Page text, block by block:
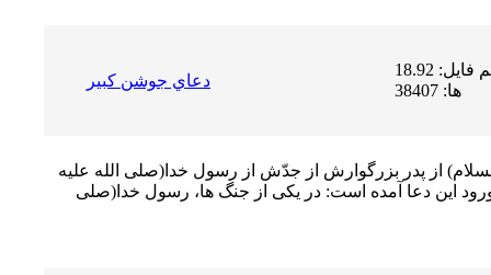
دعاي جوشن كبير
حجم فایل: 18.92 MB | دریافت
ها: 38407
السلام) از پدر بزرگوارش از جدّش از رسول خدا(صلى الله علیه
این دعا آمده است: در یکى از جنگ ها، رسول خدا(صلى